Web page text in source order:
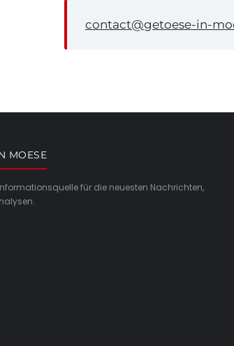
contact@getoese-in-
MOESE
für die neuesten Nachrichten,